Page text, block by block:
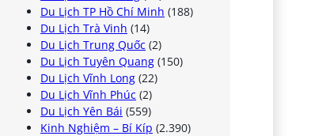
Du Lịch TP Hồ Chí Minh (188)
Du Lịch Trà Vinh (14)
Du Lịch Trung Quốc (2)
Du Lịch Tuyên Quang (150)
Du Lịch Vĩnh Long (22)
Du Lịch Vĩnh Phúc (2)
Du Lịch Yên Bái (559)
Kinh Nghiệm – Bí Kíp (2.390)